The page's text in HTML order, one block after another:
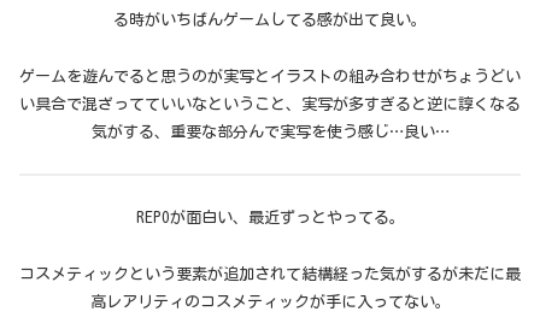
る時がいちばんゲームしてる感が出て良い。
ゲームを遊んでると思うのが実写とイラストの組み合わせがちょうどい
い具合で混ざってていいなということ、実写が多すぎると逆に諄くなる
気がする、重要な部分んで実写を使う感じ…良い…
REPOが面白い、最近ずっとやってる。
コスメティックという要素が追加されて結構経った気がするが未だに最
高レアリティのコスメティックが手に入ってない。